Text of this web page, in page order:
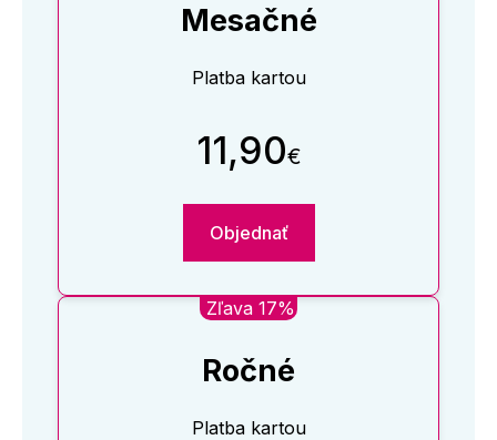
Mesačné
Platba kartou
11,90€
Objednať
Zľava 17%
Ročné
Platba kartou